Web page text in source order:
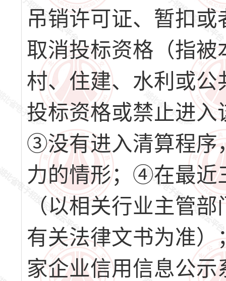
吊销许可证、暂扣
取消投标资格（指
村、住建、水利或
投标资格或禁止进
③没有进入清算程序
力的情形；④在最近
（以相关行业主管
有关法律文书为准
家企业信用信息公示